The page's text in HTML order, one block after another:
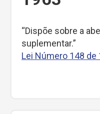
“Dispõe sobre a
suplementar.”
Lei Número 148 de